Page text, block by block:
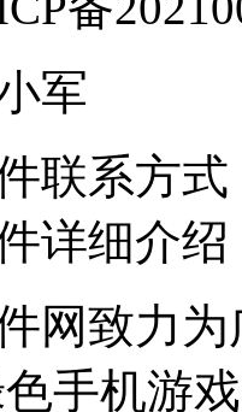
军
联系方式
详细介绍
网致力
手机游